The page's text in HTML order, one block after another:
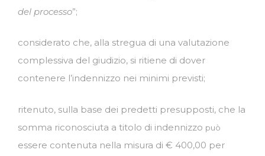
del processo”;
considerato che, alla stregua di una valutazione
complessiva del giudizio, si ritiene di dover
contenere l’indennizzo nei minimi previsti;
ritenuto, sulla base dei predetti presupposti, che la
somma riconosciuta a titolo di indennizzo può
essere contenuta nella misura di € 400,00 per